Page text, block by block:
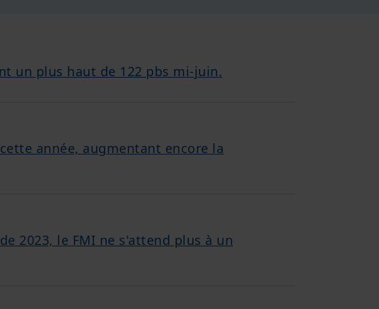
un plus haut de 122 pbs mi-juin.
année, augmentant encore la
2023, le FMI ne s'attend plus à un